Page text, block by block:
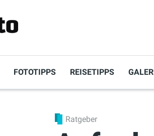
FOTOTIPPS REISETIPPS
Ratgeber